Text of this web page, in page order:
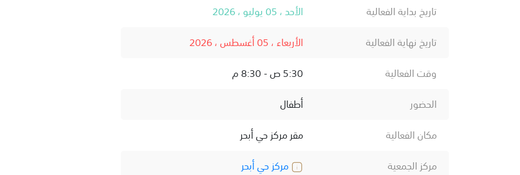
تاريخ بداية الفعالية
الأحد ، 05 يوليو ، 2026
تاريخ نهاية الفعالية
الأربعاء ، 05 أغسطس ، 2026
وقت الفعالية
5:30 ص - 8:30 م
الحضور
أطفال
مكان الفعالية
مقر مركز حي أبحر
مركز الجمعية
مركز حي أبحر